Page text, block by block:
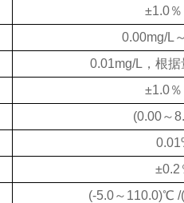
±1.0％
0.00mg/L
0.01mg/L，根
±1.0％
(0.00～
±0.2
(-5.0～ 110.0)℃ /(